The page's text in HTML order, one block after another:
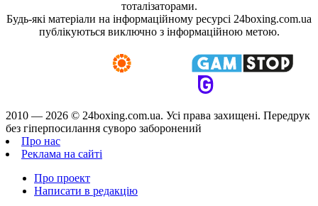
тоталізаторами.
Будь-які матеріали на інформаційному ресурсі 24boxing.com.ua
публікуються виключно з інформаційною метою.
2010 — 2026 © 24boxing.com.ua. Усi права захищенi. Передрук
без гіперпосилання суворо заборонений
Про нас
Реклама на сайті
Про проект
Написати в редакцію